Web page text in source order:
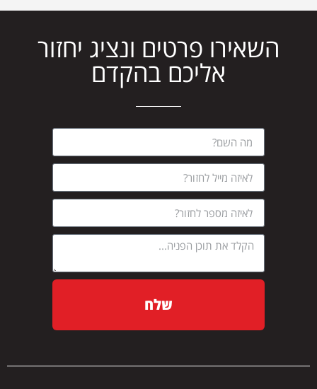
השאירו פרטים ונציג יחזור
אליכם בהקדם
שלח